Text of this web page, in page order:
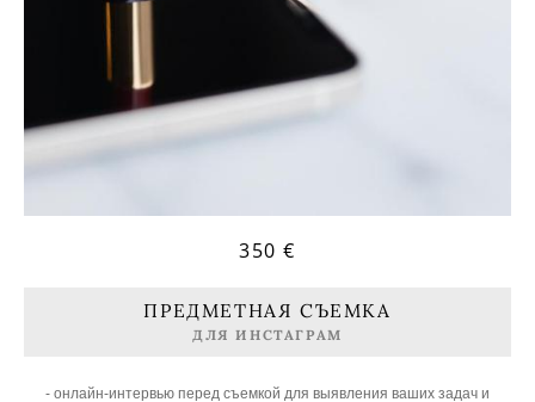
350 €
ПРЕДМЕТНАЯ СЪЕМКА
ДЛЯ ИНСТАГРАМ
- онлайн-интервью перед съемкой для выявления ваших задач и